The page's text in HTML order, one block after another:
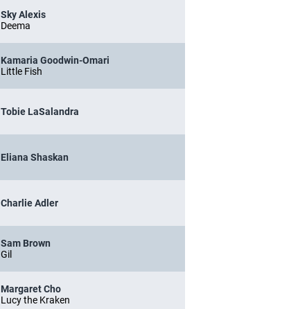
Sky Alexis
Deema
Kamaria Goodwin-Omari
Little Fish
Tobie LaSalandra
Eliana Shaskan
Charlie Adler
Sam Brown
Gil
Margaret Cho
Lucy the Kraken